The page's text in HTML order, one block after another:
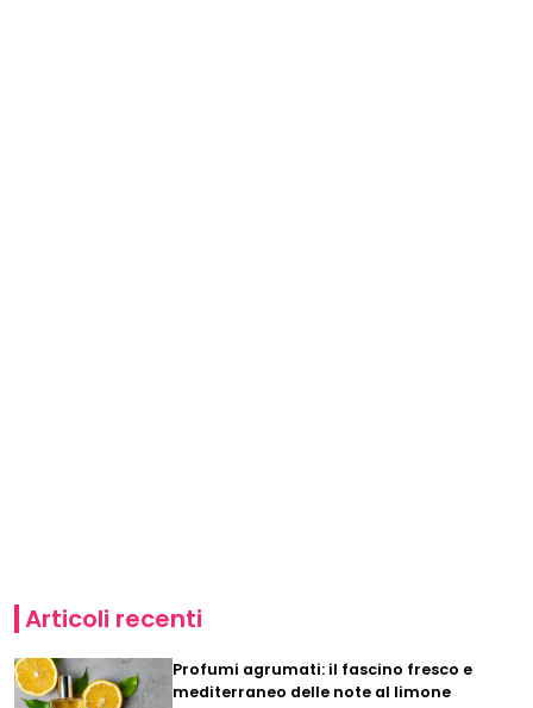
Articoli recenti
Profumi agrumati: il fascino fresco e
mediterraneo delle note al limone